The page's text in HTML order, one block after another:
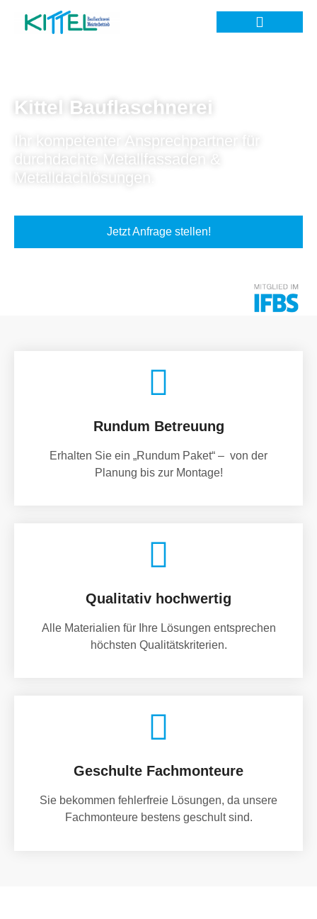
Kittel Bauflaschnerei
Ihr kompetenter Ansprechpartner für
durchdachte Metallfassaden &
Metalldachlösungen.
Jetzt Anfrage stellen!
Rundum Betreuung
Erhalten Sie ein „Rundum Paket“ – von der
Planung bis zur Montage!
Qualitativ hochwertig
Alle Materialien für Ihre Lösungen entsprechen
höchsten Qualitätskriterien.
Geschulte Fachmonteure
Sie bekommen fehlerfreie Lösungen, da unsere
Fachmonteure bestens geschult sind.